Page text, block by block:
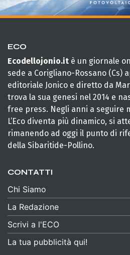
ECO
Ecodellojonio.it è un giornale
sede a Corigliano-Rossano (Cs)
editoriale Jonico e diretto da
trova la sua genesi nel 2014 e
free press. Negli anni a seguire
L’Eco diventa più dinamico, si
rimanendo ad oggi il punto di
della Sibaritide-Pollino.
CONTATTI
Chi Siamo
La Redazione
Scrivi a l'ECO
La tua pubblicità qui!